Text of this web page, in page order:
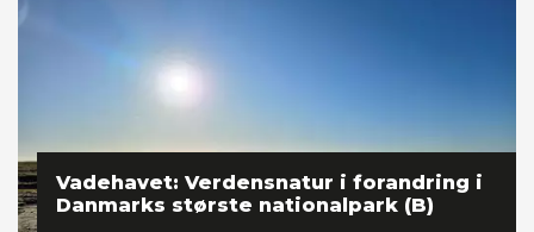
Vadehavet: Verdensnatur i forandring i
Danmarks største nationalpark (B)